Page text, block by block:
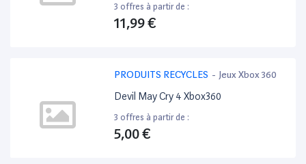
3 offres à partir de :
11,99 €
PRODUITS RECYCLES - Jeux Xbox 360
Devil May Cry 4 Xbox360
3 offres à partir de :
5,00 €